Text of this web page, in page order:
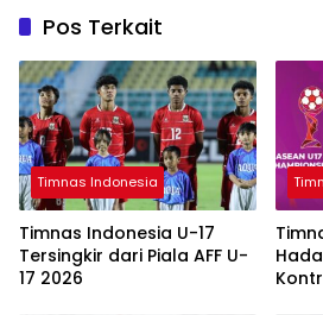
Pos Terkait
Timnas Indonesia
Timnas Indonesia U-17
Tersingkir dari Piala AFF U-
17 2026